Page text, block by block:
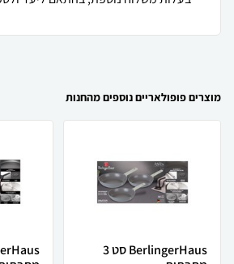
מוצרים פופולאריים נוספים מהחנות
BerlingerHaus סט 3